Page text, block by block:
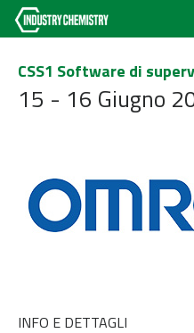
CSS1 Software di
15 - 16 Giugno
INFO E DETTAGLI